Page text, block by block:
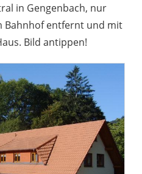
in Gengenbach, nur
Bahnhof entfernt und mit
Bild antippen!